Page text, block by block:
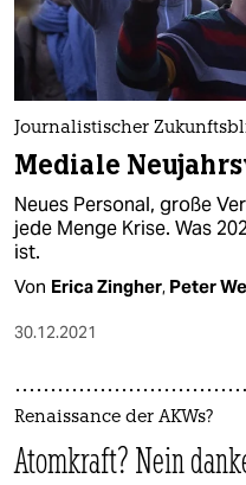
Journalistischer
Mediale
Neues Personal, große
jede Menge Krise. Was
ist.
Von Erica Zingher, Peter
30.12.2021
Renaissance der AKWs?
Atomkraft? Nein